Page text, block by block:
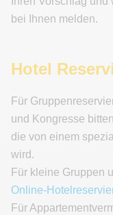
bei Ihnen melden.
Hotel
Für
und Kongresse
die von einem
wird.
Für kleine Gruppen
Online-
Für